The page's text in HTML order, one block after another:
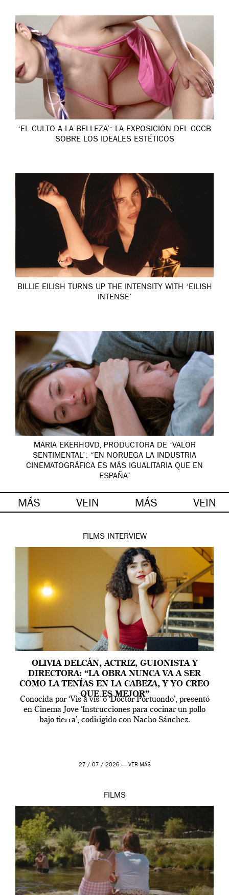
‘EL CULTO A LA BELLEZA’: LA EXPOSICIÓN DEL CCCB
SOBRE LOS IDEALES ESTÉTICOS
BILLIE EILISH TURNS UP THE INTENSITY WITH ‘EILISH
INTENSE’
MARIA EKERHOVD, PRODUCTORA DE ‘VALOR
SENTIMENTAL’: “EN NORUEGA LA INDUSTRIA
CINEMATOGRÁFICA ES MÁS IGUALITARIA QUE EN
ESPAÑA”
MÁS VEIN MÁS VEIN
FILMS INTERVIEW
OLIVIA DELCÁN, ACTRIZ, GUIONISTA Y
DIRECTORA: “LA OBRA NUNCA VA A SER
COMO LA TENÍAS EN LA CABEZA, Y YO CREO
QUE ES MEJOR”
Conocida por ‘Vis a vis’ o ‘Doctor Portuondo’, presentó
en Cinema Jove ‘Instrucciones para cocinar un pollo
bajo tierra’, codirigido con Nacho Sánchez.
27 / 07 / 2026 — VER MÁS
FILMS